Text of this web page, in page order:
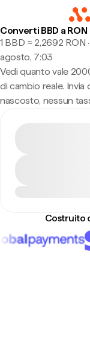
Converti BBD a RON
1 BBD ≈ 2,2692 RON
agosto, 7:03
Vedi quanto vale
di cambio reale.
nascosto, nessun
Costruito